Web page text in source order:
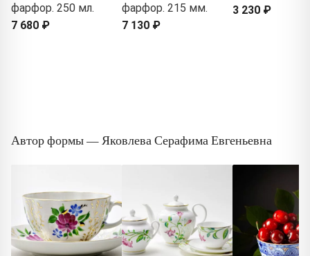
фарфор. 250 мл.
7 680 ₽
фарфор. 215 мм.
7 130 ₽
3 230 ₽
Автор формы — Яковлева Серафима Евгеньевна